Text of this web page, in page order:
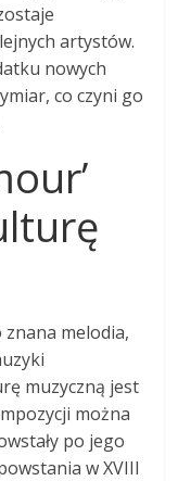
artystów.
nowych
co czyni go
znana melodia,
muzyczną jest
można
po jego
w XVIII